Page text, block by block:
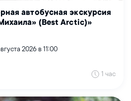
автобусная экскурсия
(Best Arctic)»
2026 в 11:00
1 час